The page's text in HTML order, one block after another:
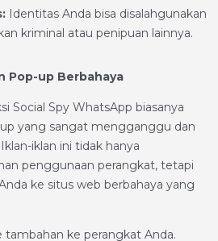
Identitas Anda bisa disalahgunakan
kriminal atau penipuan lainnya.
Pop-up Berbahaya
Social Spy WhatsApp biasanya
yang sangat mengganggu dan
iklan ini tidak hanya
penggunaan perangkat, tetapi
ke situs web berbahaya yang
ke perangkat Anda.